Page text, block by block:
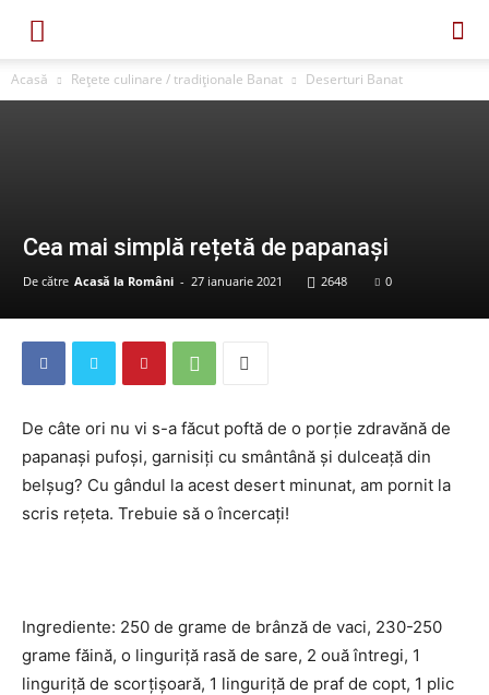
Acasă Rețete culinare / tradiționale Banat Deserturi Banat
Cea mai simplă rețetă de papanași
De către Acasă la Români - 27 ianuarie 2021 2648 0
De câte ori nu vi s-a făcut poftă de o porție zdravănă de
papanași pufoși, garnisiți cu smântână și dulceață din
belșug? Cu gândul la acest desert minunat, am pornit la
scris rețeta. Trebuie să o încercați!
Ingrediente: 250 de grame de brânză de vaci, 230-250
grame făină, o linguriță rasă de sare, 2 ouă întregi, 1
linguriță de scorțișoară, 1 linguriță de praf de copt, 1 plic